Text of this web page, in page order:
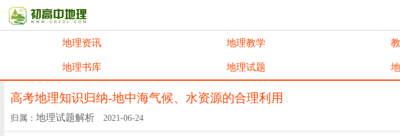
地理资讯 地理教学
地理书库 地理试题
高考地理知识归纳-地中海气候、水资源的合理利用
归属： 地理试题解析2021-06-24